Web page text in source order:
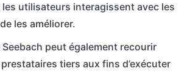
utilisateurs interagissent avec les
les améliorer.
Seebach peut également recourir
tiers aux fins d’exécuter